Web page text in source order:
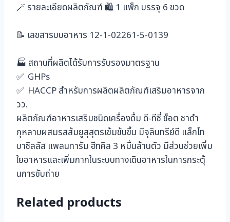
🪄 รายละเอียดผลิตภัณฑ์ 🛍️ 1 แพ็ก บรรจุ 6 ขวด
📝 เลขสารบบอาหาร 12-1-02261-5-0139
🏭 สถานที่ผลิตได้รับการรับรองมาตรฐาน
✅ GHPs
✅ HACCP สำหรับการผลิตผลิตภัณฑ์เสริมอาหารจาก
วว.
ผลิตภัณฑ์อาหารเสริมชนิดเครื่องดื่ม ดี-ทีซี่ ช็อต ชาดำ
กุหลาบผสมรสส้มยูสุสุตรเข้มข้นขึ้น มีจุลินทรีย์ดี แล็กโท
บาซิลลัส แพลนทารัม ฮีทคิล 3 หมื่นล้านตัว มีส่วนช่วยเพิ่ม
ใยอาหารและเพิ่มกากในระบบทางเดินอาหารในการกระตุ้
นการขับถ่าย
Related products